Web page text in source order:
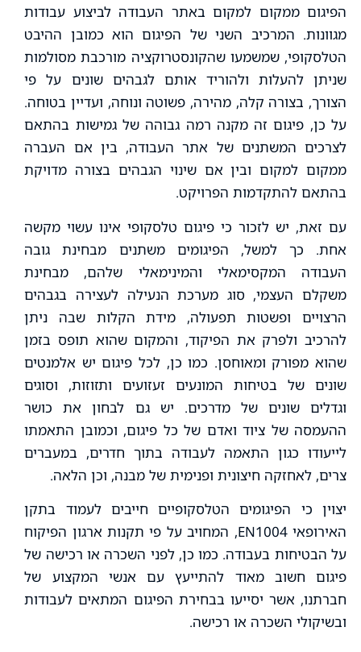
הפיגום ממקום למקום באתר העבודה לביצוע עבודות
מגוונות. המרכיב השני של הפיגום הוא כמובן ההיבט
הטלסקופי, שמשמעו שהקונסטרוקציה מורכבת מסולמות
שניתן להעלות ולהוריד אותם לגבהים שונים על פי
הצורך, בצורה קלה, מהירה, פשוטה ונוחה, ועדיין בטוחה.
על כן, פיגום זה מקנה רמה גבוהה של גמישות בהתאם
לצרכים המשתנים של אתר העבודה, בין אם העברה
ממקום למקום ובין אם שינוי הגבהים בצורה מדויקת
בהתאם להתקדמות הפרויקט.
עם זאת, יש לזכור כי פיגום טלסקופי אינו עשוי מקשה
אחת. כך למשל, הפיגומים משתנים מבחינת גובה
העבודה המקסימאלי והמינימאלי שלהם, מבחינת
משקלם העצמי, סוג מערכת הנעילה לעצירה בגבהים
הרצויים ופשטות תפעולה, מידת הקלות שבה ניתן
להרכיב ולפרק את הפיקוד, והמקום שהוא תופס בזמן
שהוא מפורק ומאוחסן. כמו כן, לכל פיגום יש אלמנטים
שונים של בטיחות המונעים זעזועים ותזוזות, וסוגים
וגדלים שונים של מדרכים. יש גם לבחון את כושר
ההעמסה של ציוד ואדם של כל פיגום, וכמובן התאמתו
לייעודו כגון התאמה לעבודה בתוך חדרים, במעברים
צרים, לאחזקה חיצונית ופנימית של מבנה, וכן הלאה.
יצוין כי הפיגומים הטלסקופיים חייבים לעמוד בתקן
האירופאי EN1004, המחויב על פי תקנות ארגון הפיקוח
על הבטיחות בעבודה. כמו כן, לפני השכרה או רכישה של
פיגום חשוב מאוד להתייעץ עם אנשי המקצוע של
חברתנו, אשר יסייעו בבחירת הפיגום המתאים לעבודות
ובשיקולי השכרה או רכישה.